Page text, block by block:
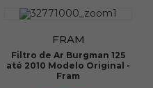
FRAM
Filtro de Ar Burgman 125
até 2010 Modelo Original -
Fram